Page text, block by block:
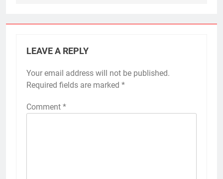
LEAVE A REPLY
Your email address will not be published.
Required fields are marked *
Comment *